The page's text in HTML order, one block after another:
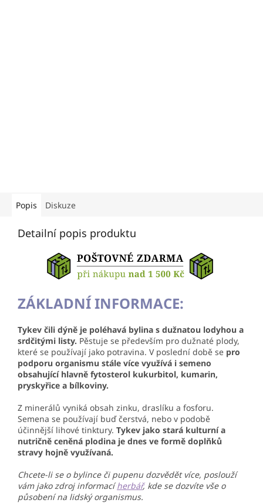
Popis Diskuze
Detailní popis produktu
ZÁKLADNÍ INFORMACE:
Tykev čili dýně je poléhavá bylina s dužnatou lodyhou a
srdčitými listy. Pěstuje se především pro dužnaté plody,
které se používají jako potravina. V poslední době se pro
podporu organismu stále více využívá i semeno
obsahující hlavně fytosterol kukurbitol, kumarin,
pryskyřice a bílkoviny.
Z minerálů vyniká obsah zinku, draslíku a fosforu.
Semena se používají buďčerstvá, nebo v podobě
účinnější lihové tinktury. Tykev jako stará kulturní a
nutričně ceněná plodina je dnes ve formě doplňků
stravy hojně využívaná.
Chcete-li se o bylince či pupenu dozvědět více, poslouží
vám jako zdroj informacíherbář, kde se dozvíte vše o
působení na lidský organismus.